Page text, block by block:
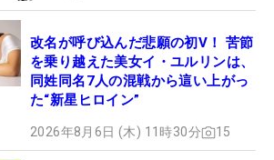
改名が呼び込んだ悲願の初V！ 苦節
を乗り越えた美女イ・ユルリンは、
同姓同名7人の混戦から這い上がっ
た“新星ヒロイン”
2026年8月6日 (木) 11時30分 15